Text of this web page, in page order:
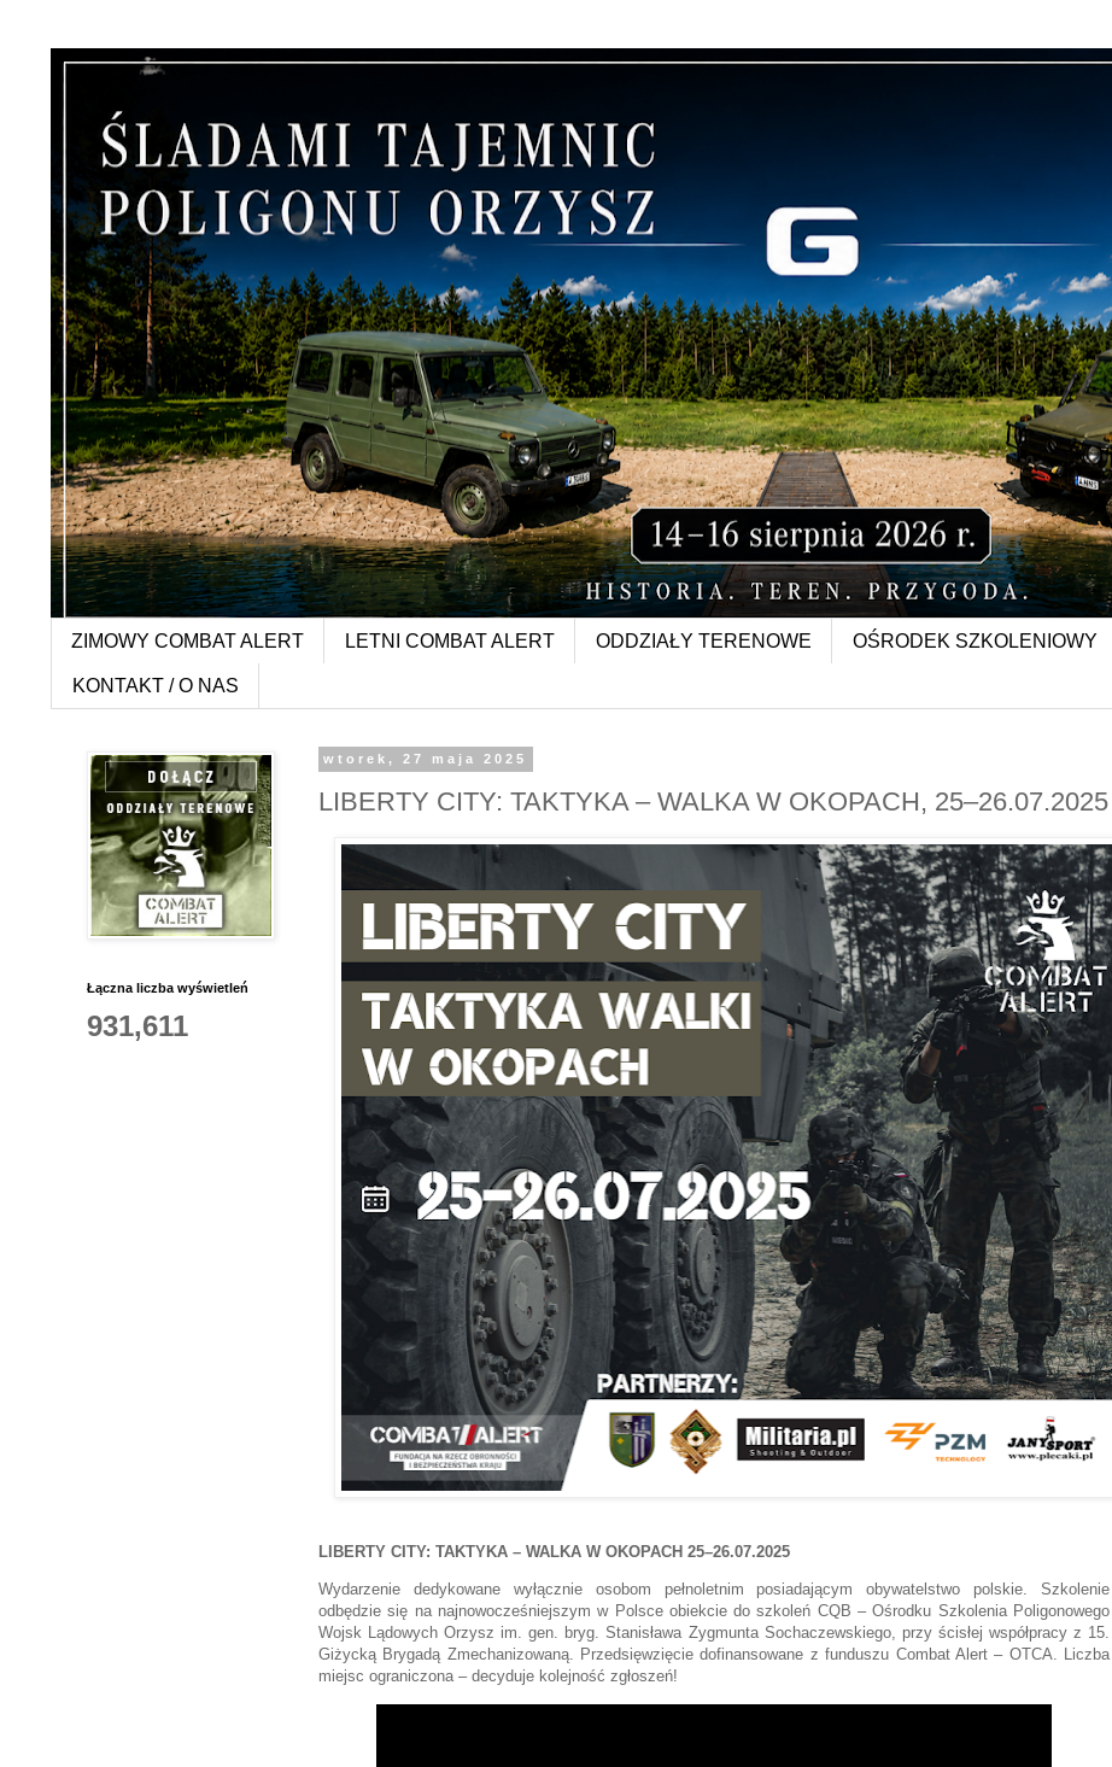
ZIMOWY COMBAT ALERT LETNI COMBAT ALERT ODDZIAŁY TERENOWE OŚRODEK SZKOLENIOWY
KONTAKT / O NAS
wtorek, 27 maja 2025
LIBERTY CITY: TAKTYKA – WALKA W OKOPACH, 25–26.07.2025
LIBERTY CITY: TAKTYKA – WALKA W OKOPACH 25–26.07.2025
Wydarzenie dedykowane wyłącznie osobom pełnoletnim posiadającym obywatelstwo polskie. Szkolenie
odbędzie się na najnowocześniejszym w Polsce obiekcie do szkoleń CQB –Ośrodku Szkolenia Poligonowego
Wojsk Lądowych Orzysz im. gen. bryg. Stanisława Zygmunta Sochaczewskiego, przy ścisłej współpracy z 15.
Giżycką Brygadą Zmechanizowaną. Przedsięwzięcie dofinansowane z funduszu Combat Alert – OTCA. Liczba
miejsc ograniczona – decyduje kolejność zgłoszeń!
Łączna liczba wyświetleń
931,611